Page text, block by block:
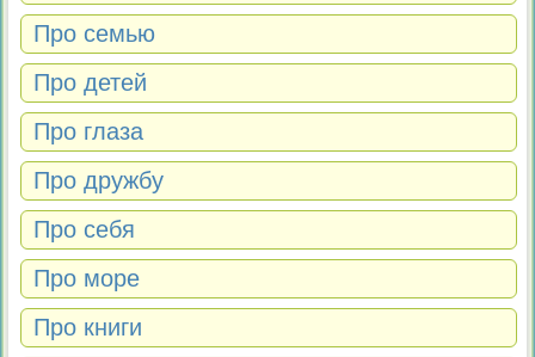
Про семью
Про детей
Про глаза
Про дружбу
Про себя
Про море
Про книги